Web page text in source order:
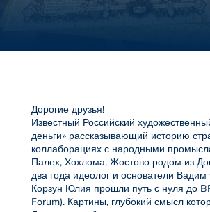
Дорогие друзья!
Известный Российский
деньги» рассказывающий историю
коллаборациях с народными
Палех, Хохлома, Жостово родом из
два года идеолог и основатели
Корзун Юлия прошли путь с нуля до
Forum). Картины, глубокий смысл